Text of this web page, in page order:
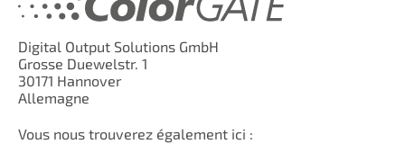
Digital Output Solutions GmbH
Grosse Duewelstr. 1
30171 Hannover
Allemagne
Vous nous trouverez également ici :